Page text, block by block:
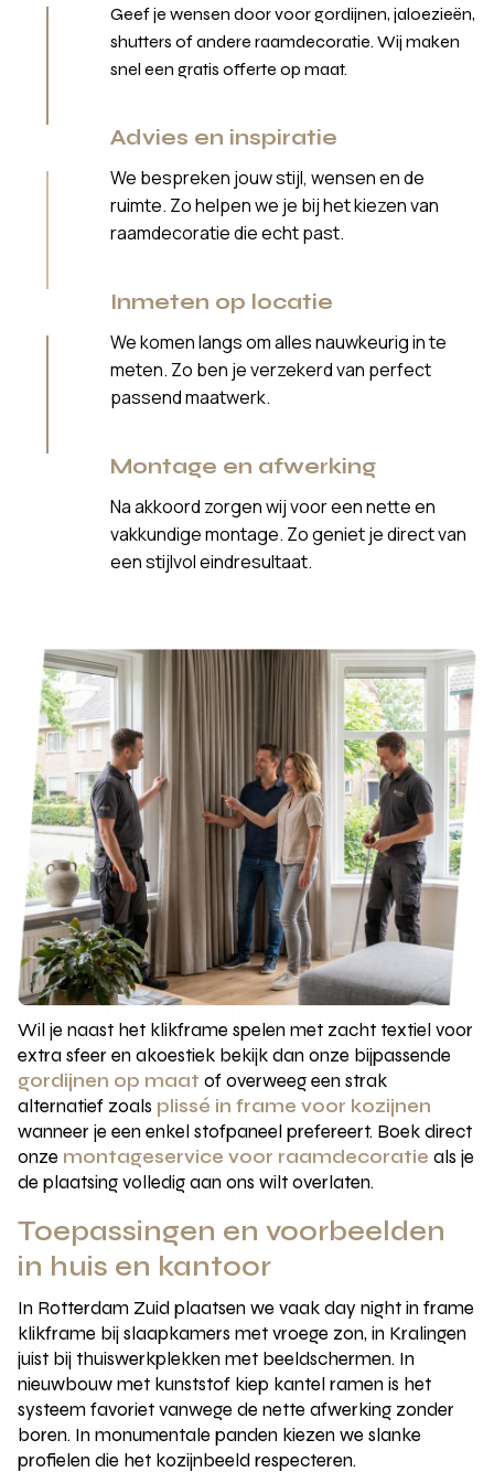
Geef je wensen door voor gordijnen, jaloezieën,
shutters of andere raamdecoratie. Wij maken
snel een gratis offerte op maat.
Advies en inspiratie
We bespreken jouw stijl, wensen en de
ruimte. Zo helpen we je bij het kiezen van
raamdecoratie die echt past.
Inmeten op locatie
We komen langs om alles nauwkeurig in te
meten. Zo ben je verzekerd van perfect
passend maatwerk.
Montage en afwerking
Na akkoord zorgen wij voor een nette en
vakkundige montage. Zo geniet je direct van
een stijlvol eindresultaat.
Wil je naast het klikframe spelen met zacht textiel voor
extra sfeer en akoestiek bekijk dan onze bijpassende
gordijnen op maat of overweeg een strak
alternatief zoals plissé in frame voor kozijnen
wanneer je een enkel stofpaneel prefereert. Boek direct
onze montageservice voor raamdecoratie als je
de plaatsing volledig aan ons wilt overlaten.
Toepassingen en voorbeelden
in huis en kantoor
In Rotterdam Zuid plaatsen we vaak day night in frame
klikframe bij slaapkamers met vroege zon, in Kralingen
juist bij thuiswerkplekken met beeldschermen. In
nieuwbouw met kunststof kiep kantel ramen is het
systeem favoriet vanwege de nette afwerking zonder
boren. In monumentale panden kiezen we slanke
profielen die het kozijnbeeld respecteren.